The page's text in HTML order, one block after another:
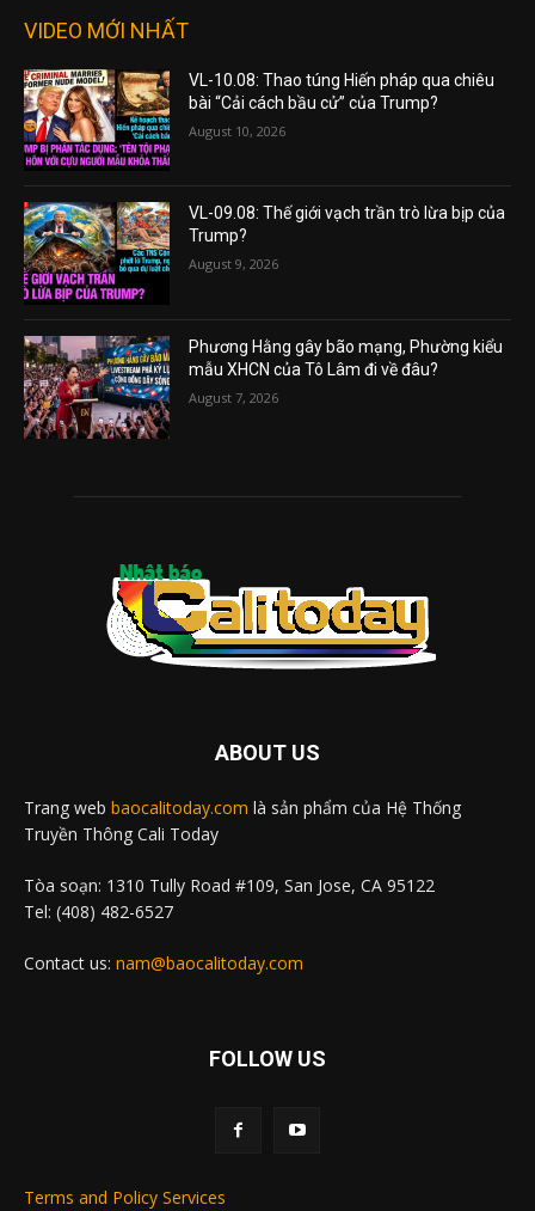
VIDEO MỚI NHẤT
VL-10.08: Thao túng Hiến pháp qua chiêu
bài “Cải cách bầu cử” của Trump?
August 10, 2026
VL-09.08: Thế giới vạch trần trò lừa bịp của
Trump?
August 9, 2026
Phương Hằng gây bão mạng, Phường kiểu
mẫu XHCN của Tô Lâm đi về đâu?
August 7, 2026
ABOUT US
Trang web baocalitoday.com là sản phẩm của Hệ Thống
Truyền Thông Cali Today
Tòa soạn: 1310 Tully Road #109, San Jose, CA 95122
Tel: (408) 482-6527
Contact us: nam@baocalitoday.com
FOLLOW US
Terms and Policy Services